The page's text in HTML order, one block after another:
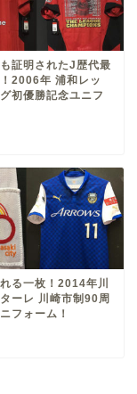
証明されたJ歴代最
2006年 浦和レッ
初優勝記念ユニフ
る一枚！2014年川
ーレ 川崎市制90周
フォーム！